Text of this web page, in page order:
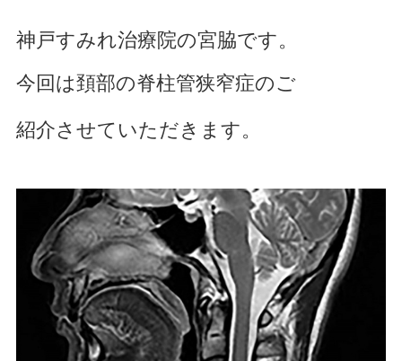
デイサービスについて
首・肩こりでお悩み
足の痛みでお悩み
体に痛みでお悩み
不定愁訴
神戸すみれ治療院の宮脇です。
今回は頚部の脊柱管狭窄症のご
紹介させていただきます。